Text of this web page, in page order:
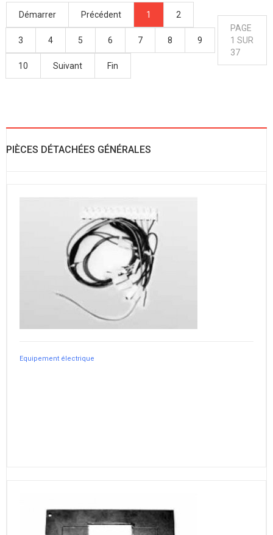
Démarrer Précédent 1 2
3 4 5 6 7 8 9
10 Suivant Fin
PAGE
1 SUR
37
PIÈCES DÉTACHÉES GÉNÉRALES
Equipement électrique